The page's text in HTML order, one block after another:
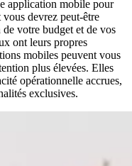
application mobile pour
vous devrez peut-être
votre budget et de vos
ont leurs propres
mobiles peuvent vous
plus élevées. Elles
opérationnelle accrues,
exclusives.